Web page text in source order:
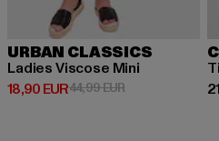
URBAN CLASSICS
Ladies Viscose Mini
18,90 EUR
Derzeitiger Preis: 18,90 EUR
44,99 EURAktionspreis: